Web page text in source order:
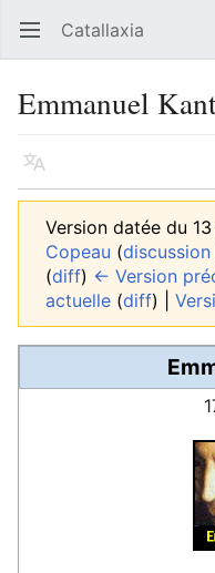
Ouvrir le menu principal Catallaxia
Emmanuel
Langue
Version datée du
Copeau (discussion
(diff) ← Version
actuelle (diff) |